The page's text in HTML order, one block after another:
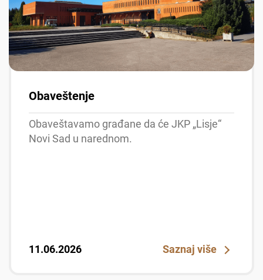
Obaveštenje
Obaveštavamo građane da će JKP „Lisje“
Novi Sad u narednom.
11.06.2026 Saznaj više